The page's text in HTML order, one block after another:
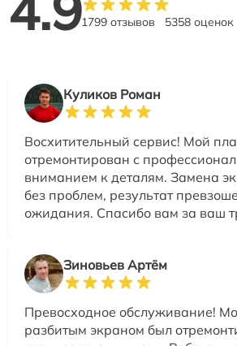
1799 отзывов 5358 оценок
Куликов Роман
Восхитительный сервис! Мой
отремонтирован с
вниманием к деталям. Замена
без проблем, результат
ожидания. Спасибо вам за ваш
Зиновьев Артём
Превосходное обслуживание!
разбитым экраном был